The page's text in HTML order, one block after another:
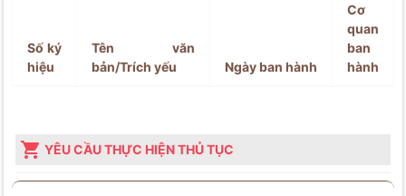
Số ký
hiệu
Tên văn
bản/Trích yếu
Ngày ban hành
Cơ
quan
ban
hành
 YÊU CẦU THỰC HIỆN THỦ TỤC